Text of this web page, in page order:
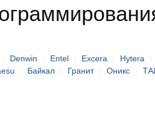
Denwin Entel Excera Hytera
Байкал Гранит Оникс